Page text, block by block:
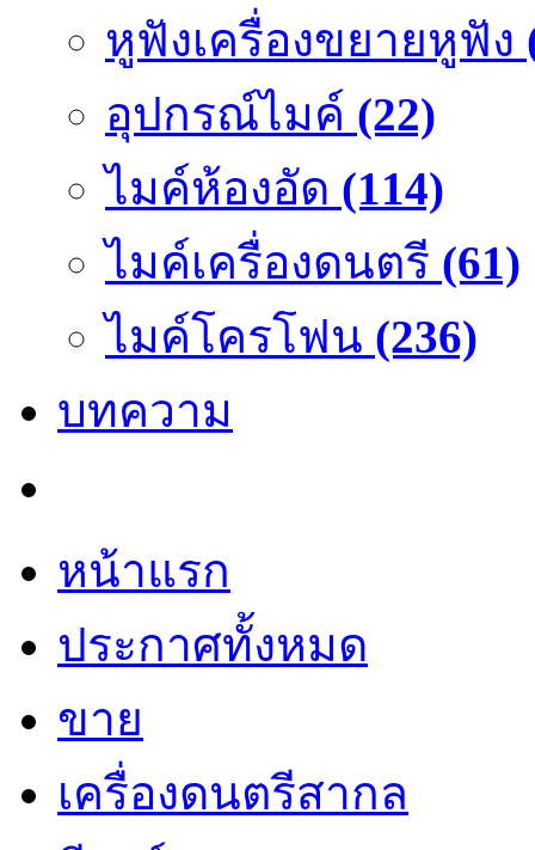
หูฟังเครื่องขยายหูฟัง
อุปกรณ์ไมค์ (22)
ไมค์ห้องอัด (114)
ไมค์เครื่องดนตรี (61)
ไมค์โครโฟน (236)
บทความ
หน้าแรก
ประกาศทั้งหมด
ขาย
เครื่องดนตรีสากล